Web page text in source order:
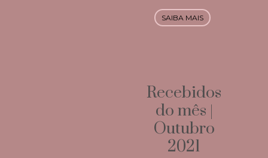
SAIBA MAIS
Recebidos
do mês |
Outubro
2021